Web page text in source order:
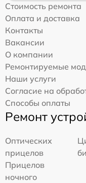
Стоимость ремонта
Оплата и доставка
Контакты
Вакансии
О компании
Ремонтируемые
Наши услуги
Согласие на
Способы оплаты
Ремонт
Оптических
прицелов
Прицелов
ночного